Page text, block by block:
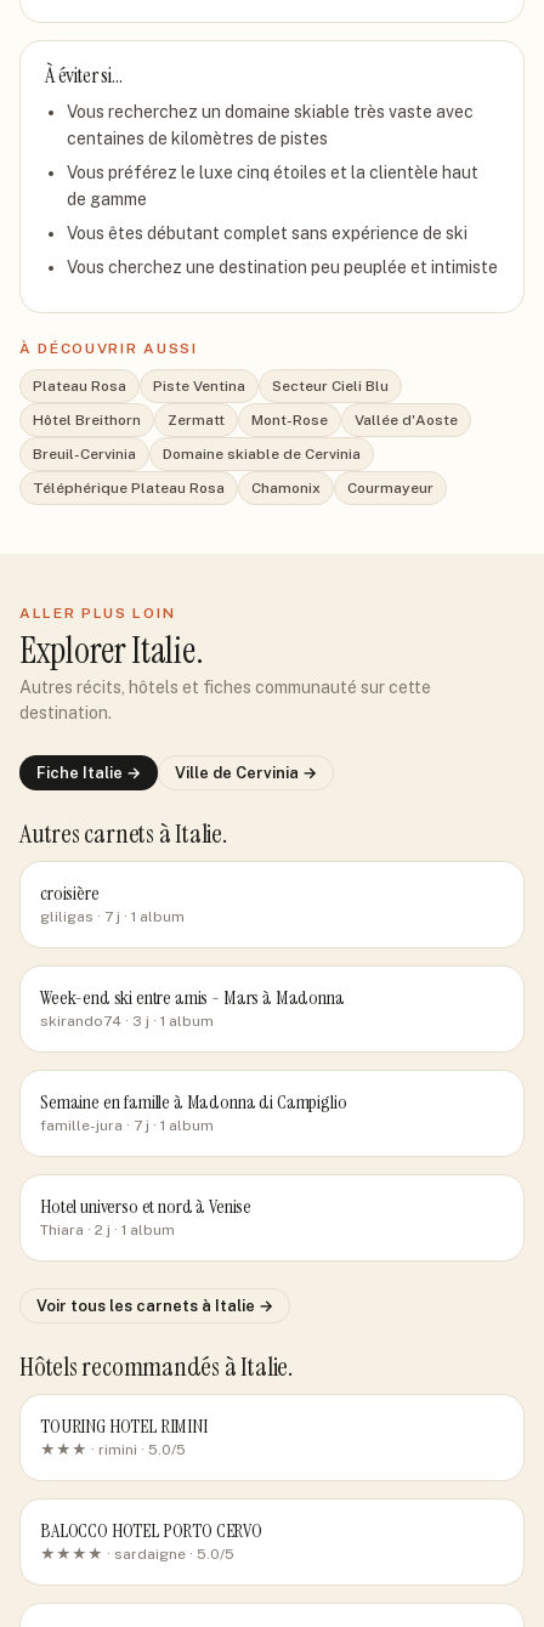
À éviter si…
Vous recherchez un domaine skiable très vaste avec
centaines de kilomètres de pistes
Vous préférez le luxe cinq étoiles et la clientèle haut
de gamme
Vous êtes débutant complet sans expérience de ski
Vous cherchez une destination peu peuplée et intimiste
À DÉCOUVRIR AUSSI
Plateau Rosa Piste Ventina
Secteur Cieli Blu
Hôtel Breithorn
Zermatt Mont-Rose
Vallée d'Aoste
Breuil-Cervinia
Domaine skiable de Cervinia
Téléphérique Plateau Rosa
Chamonix Courmayeur
ALLER PLUS LOIN
ExplorerItalie.
Autres récits, hôtels et fiches communauté sur cette
destination.
Fiche Italie → Ville de Cervinia →
Autres carnets à Italie.
croisière
gliligas · 7 j · 1 album
Week-end ski entre amis - Mars à Madonna
skirando74 · 3 j · 1 album
Semaine en famille à Madonna di Campiglio
famille-jura · 7 j · 1 album
Hotel universo et nord à Venise
Thiara · 2 j · 1 album
Voir tous les carnets à Italie →
Hôtels recommandés à Italie.
TOURING HOTEL RIMINI
★★★ · rimini · 5.0/5
BALOCCO HOTEL PORTO CERVO
★★★★ · sardaigne · 5.0/5